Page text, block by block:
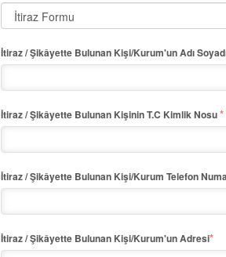
İtiraz / Şikâyette Bulunan Kişi/Kurum'un Adı
İtiraz / Şikâyette Bulunan Kişinin T.C Kimlik Nosu*
İtiraz / Şikâyette Bulunan Kişi/Kurum Telefon
İtiraz / Şikâyette Bulunan Kişi/Kurum'un Adresi*